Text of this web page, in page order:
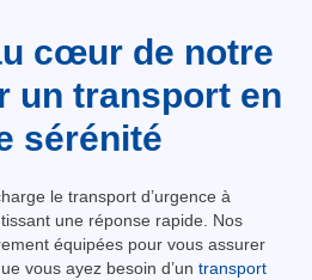
cœur de notre
un transport en
sérénité
le transport d’urgence à
une réponse rapide. Nos
équipées pour vous assurer
vous ayez besoin d’un transport